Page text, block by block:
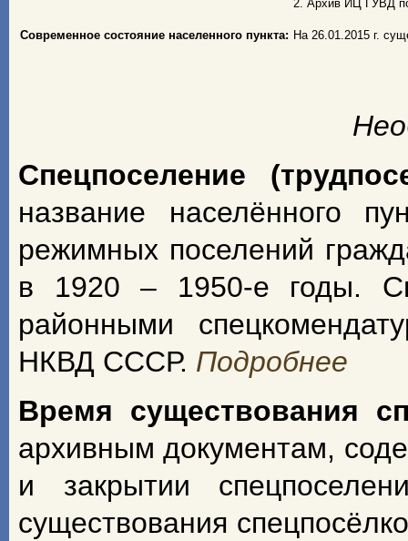
2. Архив ИЦ ГУВД
Современное состояние населенного пункта: На 26.01.2015 г.
Спецпоселение
название населённого
режимных поселений
в 1920 – 1950-е годы.
районными
НКВД СССР. Подробнее
Время существования
архивным документам,
и закрытии
существования